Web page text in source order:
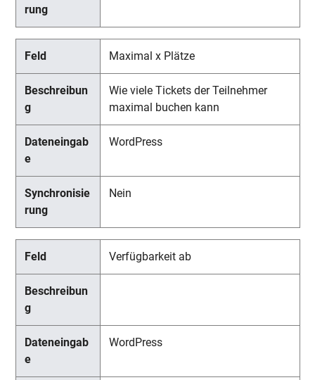
Maximal x Plätze
Wie viele Tickets der Teilnehmer
maximal buchen kann
WordPress
Nein
Verfügbarkeit ab
WordPress